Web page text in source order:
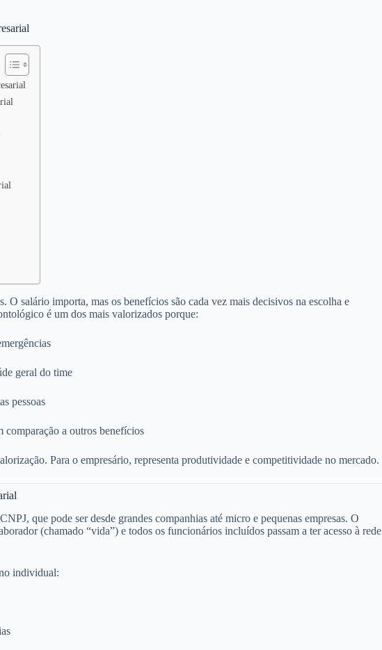
O salário importa, mas os benefícios são cada vez mais decisivos na escolha e
é um dos mais valorizados porque:
geral do time
pessoas
comparação a outros benefícios
Para o empresário, representa produtividade e competitividade no mercado.
que pode ser desde grandes companhias até micro e pequenas empresas. O
(chamado “vida”) e todos os funcionários incluídos passam a ter acesso à rede
individual: